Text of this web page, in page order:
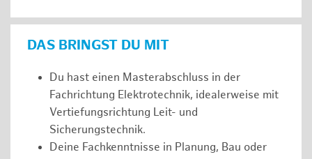
DAS BRINGST DU MIT
Du hast einen Masterabschluss in der
Fachrichtung Elektrotechnik, idealerweise mit
Vertiefungsrichtung Leit- und
Sicherungstechnik.
Deine Fachkenntnisse in Planung, Bau oder